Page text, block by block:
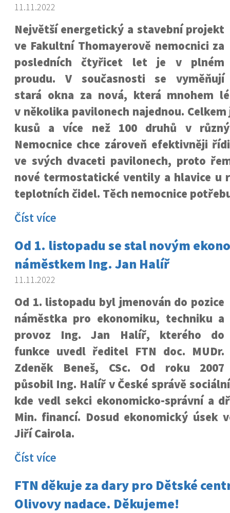
11.11.2022
Největší energetický a stavební projekt
ve Fakultní Thomayerově nemocnici za
posledních čtyřicet let je v plném
proudu. V současnosti se vyměňují
stará okna za nová, která mnohem
v několika pavilonech najednou. Celkem
kusů a více než 100 druhů v
Nemocnice chce zároveň efektivněji
ve svých dvaceti pavilonech, proto
nové termostatické ventily a hlavice u
teplotních čidel. Těch nemocnice
Číst více
Od 1. listopadu se stal novým
náměstkem Ing. Jan Halíř
11.11.2022
Od 1. listopadu byl jmenován do pozice
náměstka pro ekonomiku, techniku a
provoz Ing. Jan Halíř, kterého do
funkce uvedl ředitel FTN doc. MUDr.
Zdeněk Beneš, CSc. Od roku 2007
působil Ing. Halíř v České správě
kde vedl sekci ekonomicko-správní a
Min. financí. Dosud ekonomický úsek
Jiří Cairola.
Číst více
FTN děkuje za dary pro Dětské
Olivovy nadace. Děkujeme!